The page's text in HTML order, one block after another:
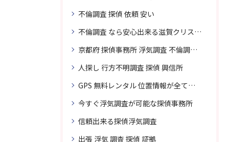
不倫調査 探偵 依頼 安い
不倫調査 なら安心出来る滋賀クリスタル探偵事務所へご依頼
京都府 探偵事務所 浮気調査 不倫調査 専門 無料相談
人探し 行方不明調査 探偵 興信所
GPS 無料レンタル 位置情報が全てわかります
今すぐ浮気調査が可能な探偵事務所
信頼出来る探偵浮気調査
出張 浮気 調査 探偵 証拠